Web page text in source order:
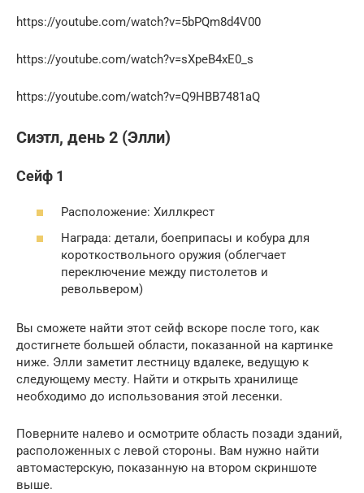
https://youtube.com/watch?v=5bPQm8d4V00
https://youtube.com/watch?v=sXpeB4xE0_s
https://youtube.com/watch?v=Q9HBB7481aQ
Сиэтл, день 2 (Элли)
Сейф 1
Расположение: Хиллкрест
Награда: детали, боеприпасы и кобура для
короткоствольного оружия (облегчает
переключение между пистолетов и
револьвером)
Вы сможете найти этот сейф вскоре после того, как
достигнете большей области, показанной на картинке
ниже. Элли заметит лестницу вдалеке, ведущую к
следующему месту. Найти и открыть хранилище
необходимо до использования этой лесенки.
Поверните налево и осмотрите область позади зданий,
расположенных с левой стороны. Вам нужно найти
автомастерскую, показанную на втором скриншоте
выше.